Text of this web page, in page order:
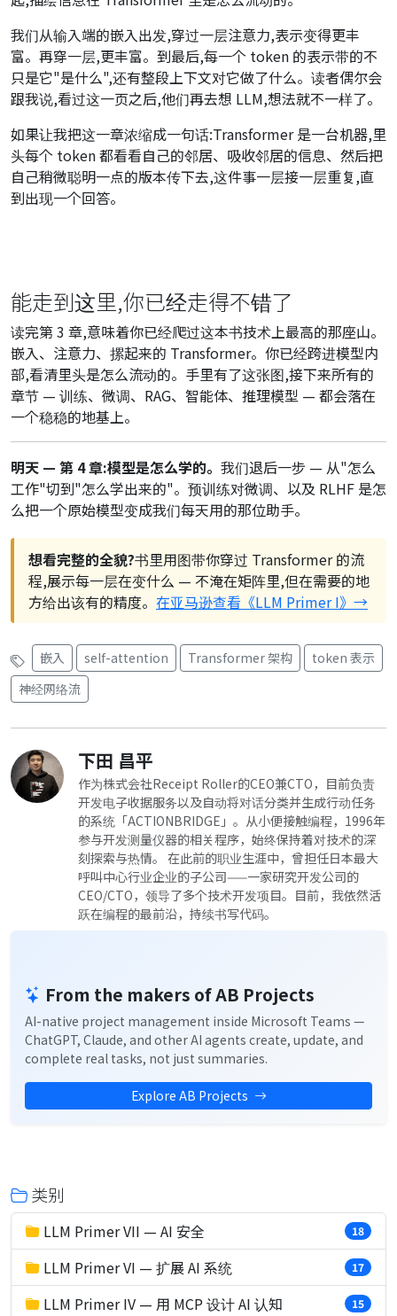
我们从输入端的嵌入出发,穿过一层注意力,表示变得更丰
富。再穿一层,更丰富。到最后,每一个 token 的表示带的不
只是它"是什么",还有整段上下文对它做了什么。读者偶尔会
跟我说,看过这一页之后,他们再去想 LLM,想法就不一样了。
如果让我把这一章浓缩成一句话:Transformer 是一台机器,里
头每个 token 都看看自己的邻居、吸收邻居的信息、然后把
自己稍微聪明一点的版本传下去,这件事一层接一层重复,直
到出现一个回答。
能走到这里,你已经走得不错了
读完第 3 章,意味着你已经爬过这本书技术上最高的那座山。
嵌入、注意力、摞起来的 Transformer。你已经跨进模型内
部,看清里头是怎么流动的。手里有了这张图,接下来所有的
章节 — 训练、微调、RAG、智能体、推理模型 — 都会落在
一个稳稳的地基上。
明天 — 第 4 章:模型是怎么学的。 我们退后一步 — 从"怎么
工作"切到"怎么学出来的"。预训练对微调、以及 RLHF 是怎
么把一个原始模型变成我们每天用的那位助手。
想看完整的全貌?书里用图带你穿过 Transformer 的流
程,展示每一层在变什么 — 不淹在矩阵里,但在需要的地
方给出该有的精度。 在亚马逊查看《LLM Primer I》→
嵌入 self-attention Transformer 架构
token 表示
神经网络流
下田 昌平
作为株式会社Receipt Roller的CEO兼CTO，目前负责
开发电子收据服务以及自动将对话分类并生成行动任务
的系统「ACTIONBRIDGE」。从小便接触编程，1996年
参与开发测量仪器的相关程序，始终保持着对技术的深
刻探索与热情。 在此前的职业生涯中，曾担任日本最大
呼叫中心行业企业的子公司——一家研究开发公司的
CEO/CTO，领导了多个技术开发项目。目前，我依然活
跃在编程的最前沿，持续书写代码。
From the makers of AB Projects
AI-native project management inside Microsoft Teams —
ChatGPT, Claude, and other AI agents create, update, and
complete real tasks, not just summaries.
Explore AB Projects
类别
LLM Primer VII — AI 安全 18
LLM Primer VI — 扩展 AI 系统 17
LLM Primer IV — 用 MCP 设计 AI 认知 15